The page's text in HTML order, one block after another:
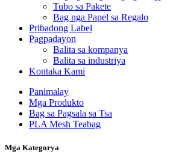
Tubo sa Pakete
Bag nga Papel sa Regalo
Pribadong Label
Pagpadayon
Balita sa kompanya
Balita sa industriya
Kontaka Kami
Panimalay
Mga Produkto
Bag sa Pagsala sa Tsa
PLA Mesh Teabag
Mga Kategorya